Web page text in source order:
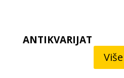
ANTIKVARIJAT
Više